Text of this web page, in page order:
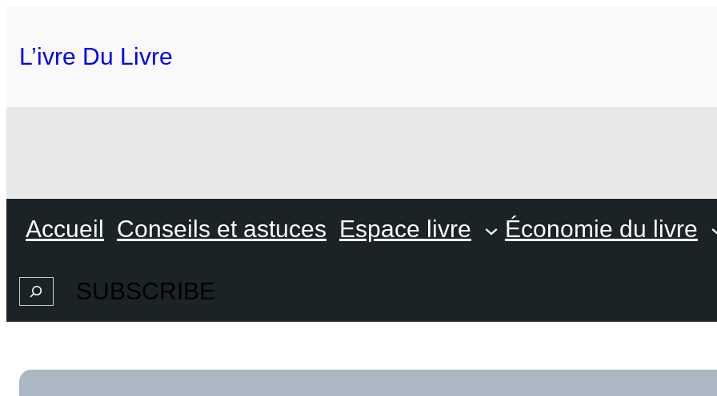
L’ivre Du Livre
Accueil Conseils et astuces Espace livre Économie du livre
SearchSUBSCRIBE